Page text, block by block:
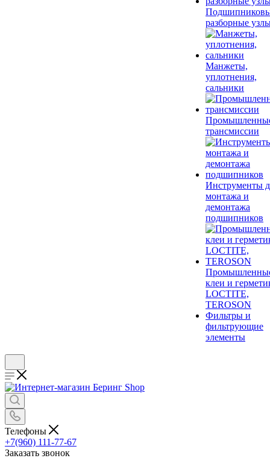
разборные
Манжеты,
уплотнения,
сальники
трансмиссии
Инструменты
монтажа и
демонтажа
подшипников
клеи и
LOCTITE,
TEROSON
Фильтры и
фильтрующие
элементы
Телефоны
+7(960) 111-77-67
Заказать звонок